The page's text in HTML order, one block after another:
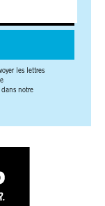
les lettres
notre